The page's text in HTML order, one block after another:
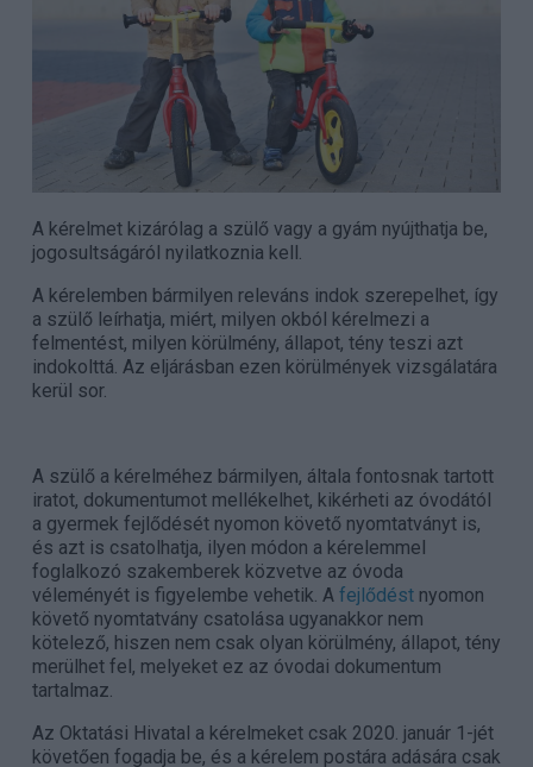
A kérelmet kizárólag a szülő vagy a gyám nyújthatja be,
jogosultságáról nyilatkoznia kell.
A kérelemben bármilyen releváns indok szerepelhet, így
a szülő leírhatja, miért, milyen okból kérelmezi a
felmentést, milyen körülmény, állapot, tény teszi azt
indokolttá. Az eljárásban ezen körülmények vizsgálatára
kerül sor.
A szülő a kérelméhez bármilyen, általa fontosnak tartott
iratot, dokumentumot mellékelhet, kikérheti az óvodától
a gyermek fejlődését nyomon követő nyomtatványt is,
és azt is csatolhatja, ilyen módon a kérelemmel
foglalkozó szakemberek közvetve az óvoda
véleményét is figyelembe vehetik. A fejlődéstnyomon
követő nyomtatvány csatolása ugyanakkor nem
kötelező, hiszen nem csak olyan körülmény, állapot, tény
merülhet fel, melyeket ez az óvodai dokumentum
tartalmaz.
Az Oktatási Hivatal a kérelmeket csak 2020. január 1-jét
követően fogadja be, és a kérelem postára adására csak